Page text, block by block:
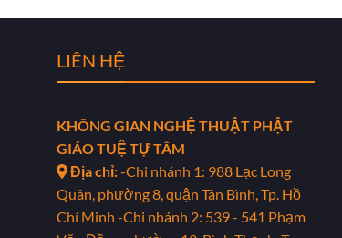
LIÊN HỆ
KHÔNG GIAN NGHỆ THUẬT PHẬT
GIÁO TUỆ TỰ TÂM
Địa chỉ:-Chi nhánh 1: 988 Lạc Long
Quân, phường 8, quận Tân Bình, Tp. Hồ
Chí Minh -Chi nhánh 2: 539 - 541 Phạm